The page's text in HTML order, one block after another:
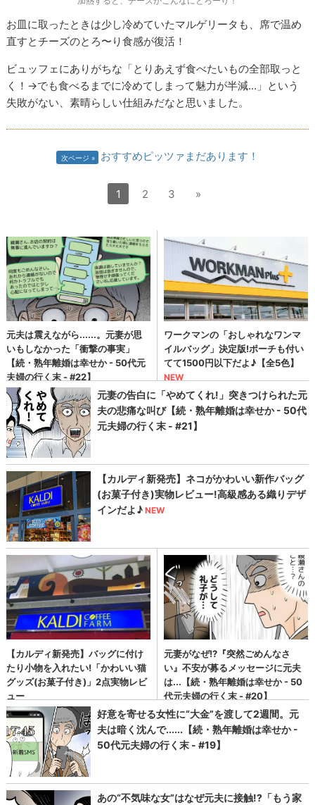
お皿に取ったときは少し冷めていたマルゲリータも、席で温め
直すとチーズのとろ〜り食感が復活！
ビュッフェにありがちな「とりあえず食べたいもの全部取っと
く！→でも食べるまでに冷めてしまって魅力が半減…」という
失敗がない、素晴らしい仕組みだなと思いました。
次ページ おすすめピッツァまだあります！
1 2 3 »